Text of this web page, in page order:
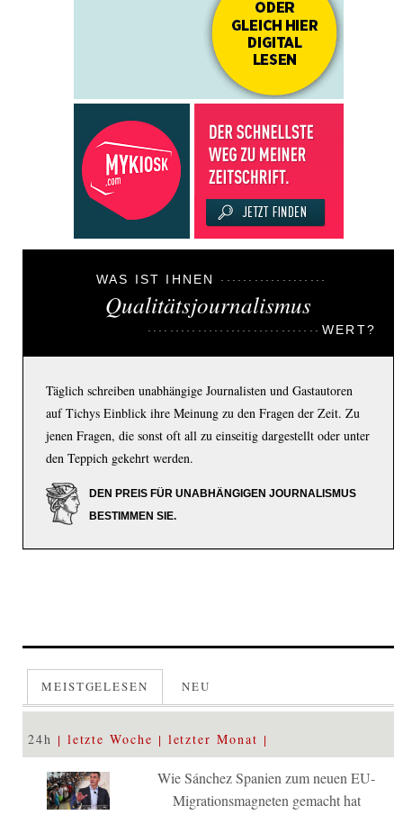
WAS IST IHNEN
Qualitätsjournalismus
WERT?
Täglich schreiben unabhängige Journalisten und Gastautoren
auf Tichys Einblick ihre Meinung zu den Fragen der Zeit. Zu
jenen Fragen, die sonst oft all zu einseitig dargestellt oder unter
den Teppich gekehrt werden.
DEN PREIS FÜR UNABHÄNGIGEN JOURNALISMUS
BESTIMMEN SIE.
MEISTGELESEN NEU
24h letzte Woche letzter Monat
Wie Sánchez Spanien zum neuen EU-
Migrationsmagneten gemacht hat